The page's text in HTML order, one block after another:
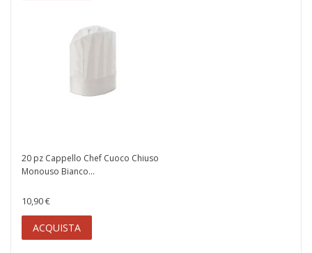
20 pz Cappello Chef Cuoco Chiuso
Monouso Bianco...
10,90 €
ACQUISTA